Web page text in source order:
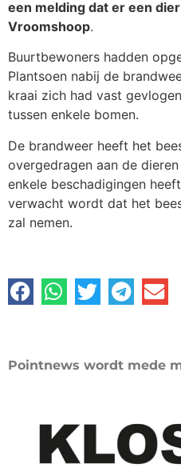
een melding dat er een
Vroomshoop.
Buurtbewoners hadden
Plantsoen nabij de
kraai zich had vast
tussen enkele bomen.
De brandweer heeft het
overgedragen aan de
enkele beschadigingen
verwacht wordt dat het
zal nemen.
Pointnews wordt mede